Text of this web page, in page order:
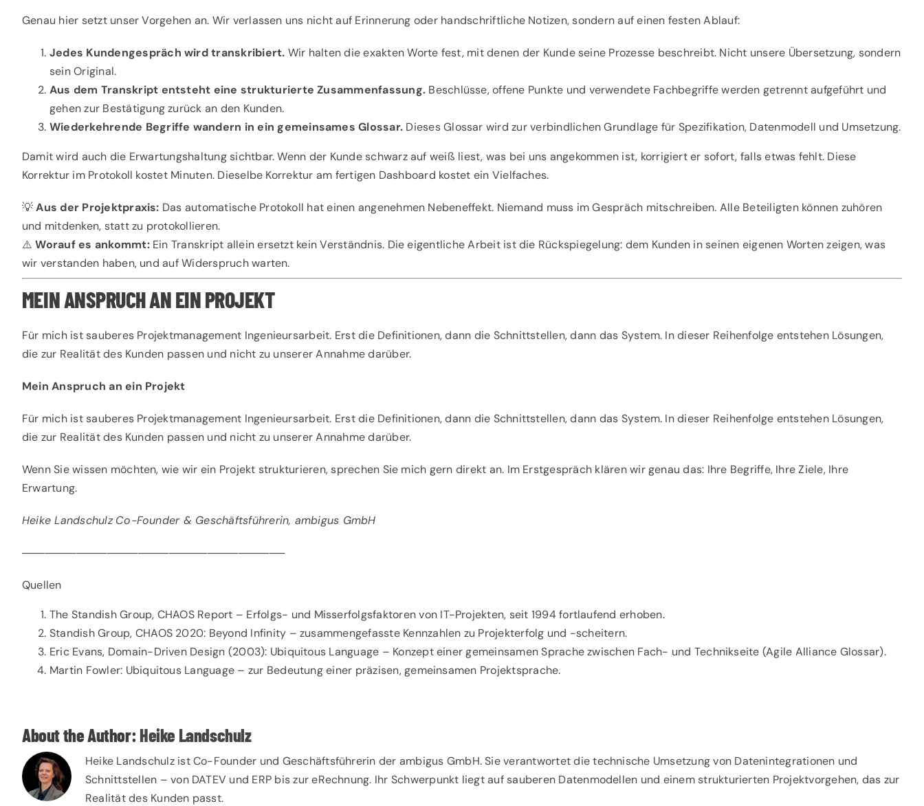
Genau hier setzt unser Vorgehen an. Wir verlassen uns nicht auf Erinnerung oder handschriftliche Notizen, sondern auf einen festen Ablauf:
Jedes Kundengespräch wird transkribiert. Wir halten die exakten Worte fest, mit denen der Kunde seine Prozesse beschreibt. Nicht unsere Übersetzung, sondern
sein Original.
Aus dem Transkript entsteht eine strukturierte Zusammenfassung. Beschlüsse, offene Punkte und verwendete Fachbegriffe werden getrennt aufgeführt und
gehen zur Bestätigung zurück an den Kunden.
Wiederkehrende Begriffe wandern in ein gemeinsames Glossar. Dieses Glossar wird zur verbindlichen Grundlage für Spezifikation, Datenmodell und Umsetzung.
Damit wird auch die Erwartungshaltung sichtbar. Wenn der Kunde schwarz auf weiß liest, was bei uns angekommen ist, korrigiert er sofort, falls etwas fehlt. Diese
Korrektur im Protokoll kostet Minuten. Dieselbe Korrektur am fertigen Dashboard kostet ein Vielfaches.
💡Aus der Projektpraxis: Das automatische Protokoll hat einen angenehmen Nebeneffekt. Niemand muss im Gespräch mitschreiben. Alle Beteiligten können zuhören
und mitdenken, statt zu protokollieren.
⚠️Worauf es ankommt:Ein Transkript allein ersetzt kein Verständnis. Die eigentliche Arbeit ist die Rückspiegelung: dem Kunden in seinen eigenen Worten zeigen, was
wir verstanden haben, und auf Widerspruch warten.
MEIN ANSPRUCH AN EIN PROJEKT
Für mich ist sauberes Projektmanagement Ingenieursarbeit. Erst die Definitionen, dann die Schnittstellen, dann das System. In dieser Reihenfolge entstehen Lösungen,
die zur Realität des Kunden passen und nicht zu unserer Annahme darüber.
Mein Anspruch an ein Projekt
Für mich ist sauberes Projektmanagement Ingenieursarbeit. Erst die Definitionen, dann die Schnittstellen, dann das System. In dieser Reihenfolge entstehen Lösungen,
die zur Realität des Kunden passen und nicht zu unserer Annahme darüber.
Wenn Sie wissen möchten, wie wir ein Projekt strukturieren, sprechen Sie mich gern direkt an. Im Erstgespräch klären wir genau das: Ihre Begriffe, Ihre Ziele, Ihre
Erwartung.
Heike Landschulz Co-Founder & Geschäftsführerin, ambigus GmbH
──────────────────────────────────
Quellen
The Standish Group, CHAOS Report – Erfolgs- und Misserfolgsfaktoren von IT-Projekten, seit 1994 fortlaufend erhoben.
Standish Group, CHAOS 2020: Beyond Infinity – zusammengefasste Kennzahlen zu Projekterfolg und -scheitern.
Eric Evans, Domain-Driven Design (2003): Ubiquitous Language – Konzept einer gemeinsamen Sprache zwischen Fach- und Technikseite (Agile Alliance Glossar).
Martin Fowler: Ubiquitous Language – zur Bedeutung einer präzisen, gemeinsamen Projektsprache.
About the Author: Heike Landschulz
Heike Landschulz ist Co-Founder und Geschäftsführerin der ambigus GmbH. Sie verantwortet die technische Umsetzung von Datenintegrationen und
Schnittstellen – von DATEV und ERP bis zur eRechnung. Ihr Schwerpunkt liegt auf sauberen Datenmodellen und einem strukturierten Projektvorgehen, das zur
Realität des Kunden passt.